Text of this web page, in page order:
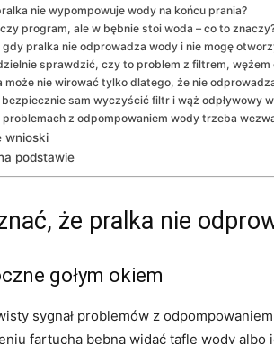
nie wypompowuje wody na końcu prania?
program, ale w bębnie stoi woda – co to
pralka nie odprowadza wody i nie mogę
sprawdzić, czy to problem z filtrem, wężem
może nie wirować tylko dlatego, że nie
sam wyczyścić filtr i wąż odpływowy
z odpompowaniem wody trzeba
wnioski
podstawie
że pralka nie
gołym okiem
sygnał problemów z
fartucha bębna widać taflę wody albo